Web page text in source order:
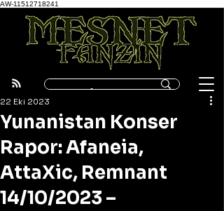
AW-11512718241
Yunanistan Konser
Rapor: Afaneia,
AttaXic, Remnant
14/10/2023 –
22 Eki 2023